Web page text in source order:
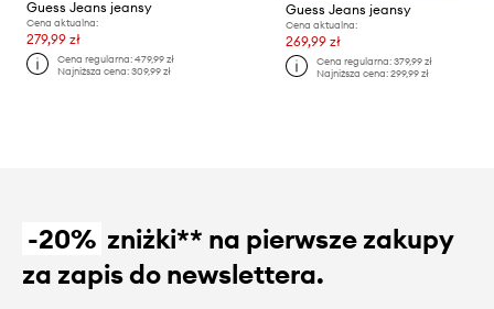
Guess Jeans jeansy
Cena aktualna:
279,99 zł
Cena regularna:479,99 zł
Najniższa cena:309,99 zł
Guess Jeans jeansy
Cena aktualna:
269,99 zł
Cena regularna: 379,99 zł
Najniższa cena: 299,99 zł
-20% zniżki** na pierwsze zakupy
za zapis do newslettera.